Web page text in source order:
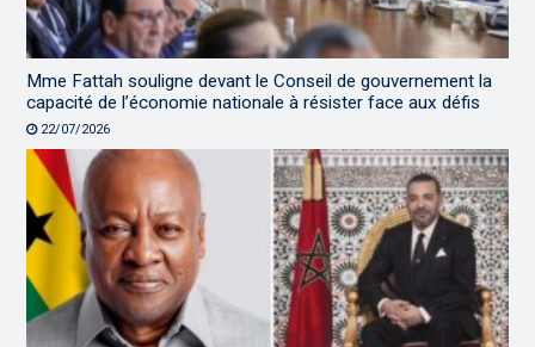
Mme Fattah souligne devant le Conseil de gouvernement la
capacité de l’économie nationale à résister face aux défis
22/07/2026